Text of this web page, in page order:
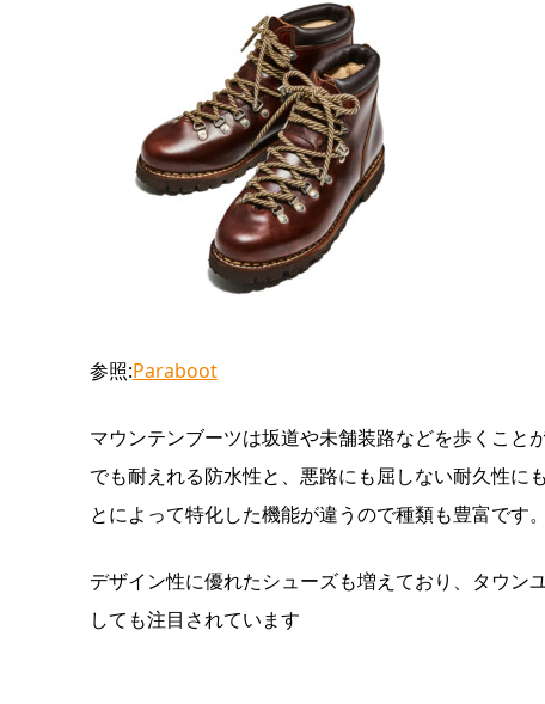
参照:Paraboot
マウンテンブーツは坂道や未舗装路などを歩くこ
でも耐えれる防水性と、悪路にも屈しない耐久性
とによって特化した機能が違うので種類も豊富です。
デザイン性に優れたシューズも増えており、タウン
しても注目されています